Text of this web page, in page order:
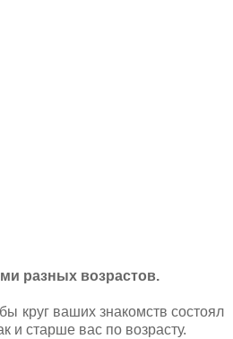
разных возрастов.
круг ваших знакомств состоял
и старше вас по возрасту.